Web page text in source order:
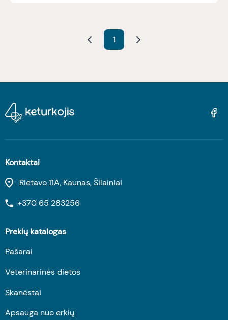
1
Kontaktai
Rietavo 11A, Kaunas, Šilainiai
+370 65 283256
Prekių katalogas
Pašarai
Veterinarinės dietos
Skanėstai
Apsauga nuo erkių